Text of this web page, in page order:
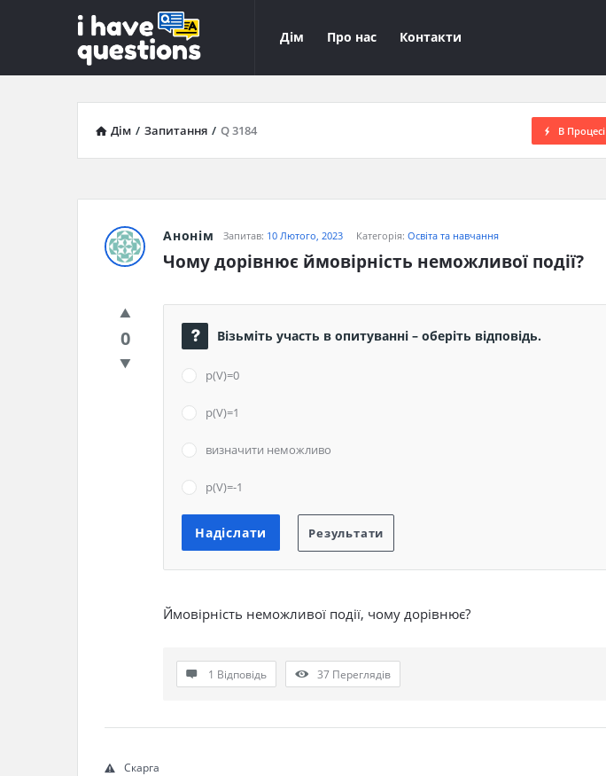
iHaveQuestions
Навігація
Дім Про нас Контакти
Дім / Запитання / Q 3184 В Процесі
Анонім Запитав: 10 Лютого, 2023 Категорія: Освіта та навчання
Чому дорівнює ймовірність неможливої події?
0 Візьміть участь в опитуванні – оберіть відповідь.
р(V)=0
р(V)=1
визначити неможливо
р(V)=-1
Ймовірність неможливої події, чому дорівнює?
1 Відповідь 37 Переглядів
Скарга